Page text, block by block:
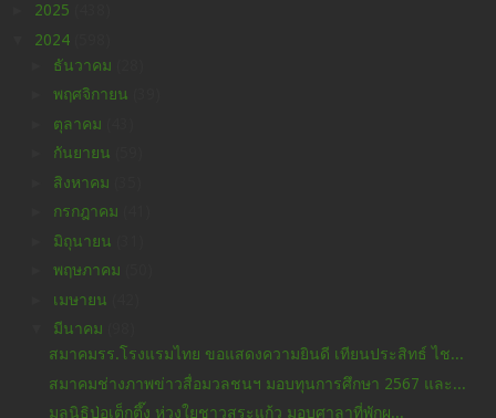
2025
2024
ธันวาคม
พฤศจิกายน
ตุลาคม
กันยายน
สิงหาคม
กรกฎาคม
มิถุนายน
พฤษภาคม
เมษายน
มีนาคม
สมาคมรร.โรงแรมไทย ขอแสดงความยินดี เทียนประสิทธ์ ไช...
สมาคมช่างภาพข่าวสื่อมวลชนฯ มอบทุนการศึกษา 2567 และ...
มูลนิธิป่อเต็กตึ๊ง ห่วงใยชาวสระแก้ว มอบศาลาที่พักผ...